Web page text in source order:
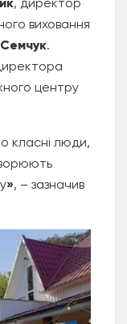
виховання
.
центру
класні люди,
», – зазначив